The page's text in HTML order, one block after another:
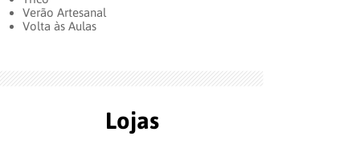
Verão Artesanal
Volta às Aulas
Lojas